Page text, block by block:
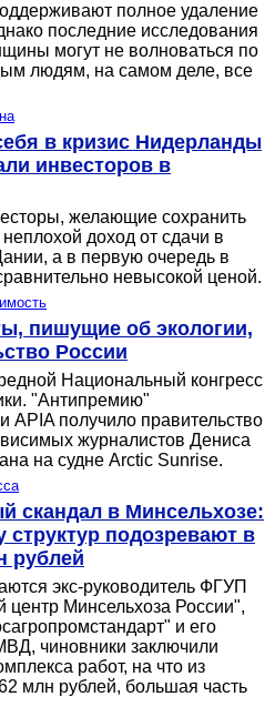
полное удаление
последние исследования
могут не волноваться по
людям, на самом деле, все
в кризис Нидерланды
инвесторов в
желающие сохранить
доход от сдачи в
а в первую очередь в
невысокой ценой.
пишущие об экологии,
России
Национальный конгресс
"Антипремию"
APIA получило правительство
журналистов Дениса
на судне Arctic Sunrise.
скандал в Минсельхозе:
структур подозревают в
рублей
экс-руководитель ФГУП
Минсельхоза России",
и его
чиновники заключили
работ, на что из
млн рублей, большая часть